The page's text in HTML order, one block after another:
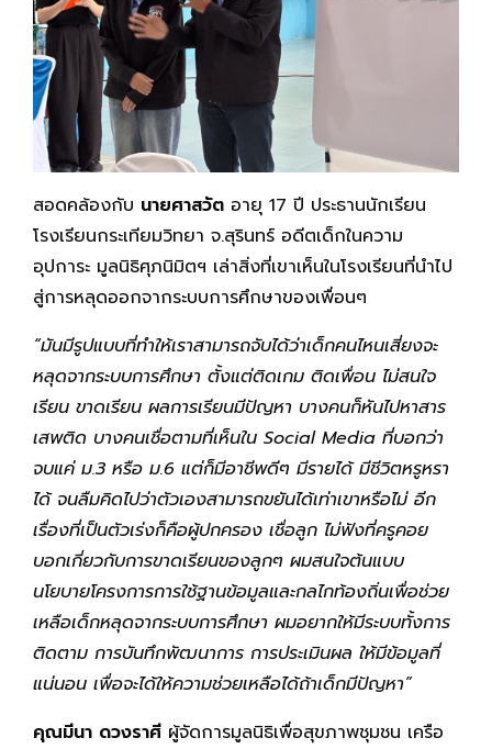
สอดคล้องกับ นายศาสวัต อายุ 17 ปี ประธานนักเรียน
โรงเรียนกระเทียมวิทยา จ.สุรินทร์ อดีตเด็กในความ
อุปการะ มูลนิธิศุภนิมิตฯ เล่าสิ่งที่เขาเห็นในโรงเรียนที่นำไป
สู่การหลุดออกจากระบบการศึกษาของเพื่อนๆ
“มันมีรูปแบบที่ทำให้เราสามารถจับได้ว่าเด็กคนไหนเสี่ยงจะ
หลุดจากระบบการศึกษา ตั้งแต่ติดเกม ติดเพื่อน ไม่สนใจ
เรียน ขาดเรียน ผลการเรียนมีปัญหา บางคนก็หันไปหาสาร
เสพติด บางคนเชื่อตามที่เห็นใน Social Media ที่บอกว่า
จบแค่ ม.3 หรือ ม.6 แต่ก็มีอาชีพดีๆ มีรายได้ มีชีวิตหรูหรา
ได้ จนลืมคิดไปว่าตัวเองสามารถขยันได้เท่าเขาหรือไม่ อีก
เรื่องที่เป็นตัวเร่งก็คือผู้ปกครอง เชื่อลูก ไม่ฟังที่ครูคอย
บอกเกี่ยวกับการขาดเรียนของลูกๆ ผมสนใจต้นแบบ
นโยบายโครงการการใช้ฐานข้อมูลและกลไกท้องถิ่นเพื่อช่วย
เหลือเด็กหลุดจากระบบการศึกษา ผมอยากให้มีระบบทั้งการ
ติดตาม การบันทึกพัฒนาการ การประเมินผล ให้มีข้อมูลที่
แน่นอน เพื่อจะได้ให้ความช่วยเหลือได้ถ้าเด็กมีปัญหา”
คุณมีนา ดวงราศี ผู้จัดการมูลนิธิเพื่อสุขภาพชุมชน เครือ